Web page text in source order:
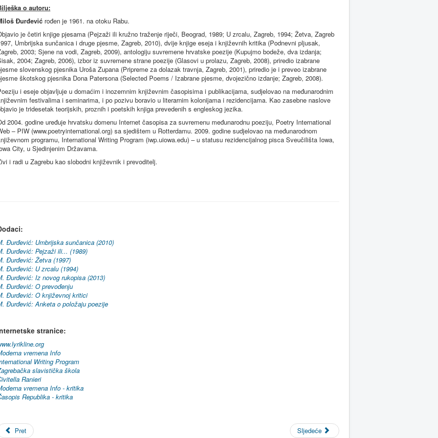
o autoru:
Đurđević rođen je 1961. na otoku Rabu.
je četiri knjige pjesama (Pejzaži ili kružno traženje riječi, Beograd, 1989; U zrcalu, Zagreb, 1994; Žetva, Zagreb
Umbrijska sunčanica i druge pjesme, Zagreb, 2010), dvije knjige eseja i književnih kritika (Podnevni pljusak,
2003; Sjene na vodi, Zagreb, 2009), antologiju suvremene hrvatske poezije (Kupujmo bodeže, dva izdanja;
2004; Zagreb, 2006), izbor iz suvremene strane poezije (Glasovi u prolazu, Zagreb, 2008), priredio izabrane
slovenskog pjesnika Uroša Zupana (Pripreme za dolazak travnja, Zagreb, 2001), priredio je i preveo izabrane
škotskog pjesnika Dona Patersona (Selected Poems / Izabrane pjesme, dvojezično izdanje; Zagreb, 2008).
i eseje objavljuje u domaćim i inozemnim književnim časopisima i publikacijama, sudjelovao na međunarodnim
festivalima i seminarima, i po pozivu boravio u literarnim kolonijama i rezidencijama. Kao zasebne naslove
je tridesetak teorijskih, proznih i poetskih knjiga prevedenih s engleskog jezika.
2004. godine uređuje hrvatsku domenu Internet časopisa za suvremenu međunarodnu poeziju, Poetry International
– PIW (www.poetryinternational.org) sa sjedištem u Rotterdamu. 2009. godine sudjelovao na međunarodnom
programu, International Writing Program (iwp.uiowa.edu) – u statusu rezidencijalnog pisca Sveučilišta Iowa,
City, u Sjedinjenim Državama.
i radi u Zagrebu kao slobodni književnik i prevoditelj.
:
Đurđević: Umbrijska sunčanica (2010)
Đurđević: Pejzaži ili... (1989)
Đurđević: Žetva (1997)
Đurđević: U zrcalu (1994)
Đurđević: Iz novog rukopisa (2013)
Đurđević: O prevođenju
Đurđević: O književnoj kritici
Đurđević: Anketa o položaju poezije
stranice:
vremena Info
Writing Program
slavistička škola
Ranieri
vremena Info - kritika
Republika - kritika
Pret Sljedeće